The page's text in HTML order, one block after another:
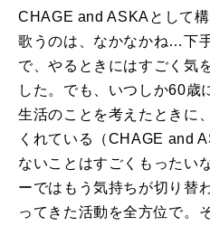
CHAGE and ASKAとして
歌うのは、なかなかね…下
で、やるときにはすごく気
した。でも、いつしか60歳
生活のことを考えたときに
くれている（CHAGE and
ないことはすごくもったい
ーではもう気持ちが切り替
ってきた活動を全方位で。